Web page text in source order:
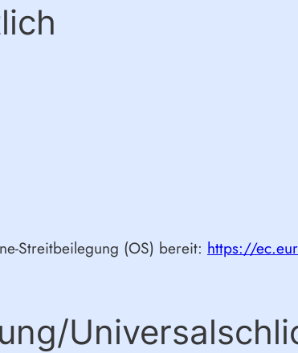
Streitbeilegung (OS) bereit: https://